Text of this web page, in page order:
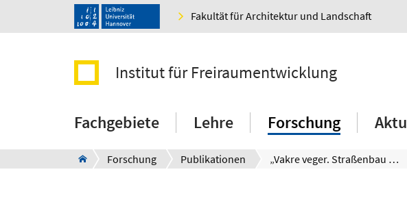
Fakultät für Architektur und Landschaft
Institut für Freiraumentwicklung
Fachgebiete Lehre Forschung
Forschung Publikationen „Vakre veger. Straßenbau und Landschafts-architektur in Norwegen/ Beautyful roads and brigdes in Norway“